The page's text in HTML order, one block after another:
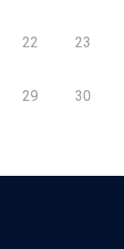
22 23
29 30